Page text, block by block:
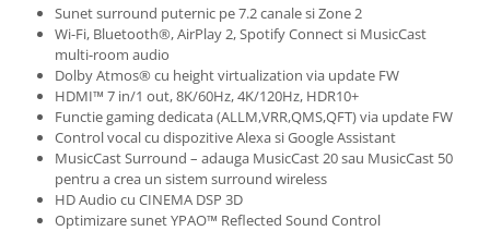
Sunet surround puternic pe 7.2 canale si Zone 2
Wi-Fi, Bluetooth®, AirPlay 2, Spotify Connect si MusicCast
multi-room audio
Dolby Atmos® cu height virtualization via update FW
HDMI™ 7 in/1 out, 8K/60Hz, 4K/120Hz, HDR10+
Functie gaming dedicata (ALLM,VRR,QMS,QFT) via update FW
Control vocal cu dispozitive Alexa si Google Assistant
MusicCast Surround – adauga MusicCast 20 sau MusicCast 50
pentru a crea un sistem surround wireless
HD Audio cu CINEMA DSP 3D
Optimizare sunet YPAO™ Reflected Sound Control